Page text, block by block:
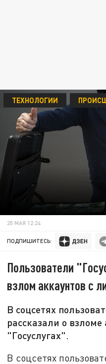
ТЕХНОЛОГИИ
20 МАЯ 12:24
ПОДПИШИТЕСЬ:
Пользователи
взлом аккаунтов с
В соцсетях
рассказали о взломе
"Госуслугах".
В соцсетях